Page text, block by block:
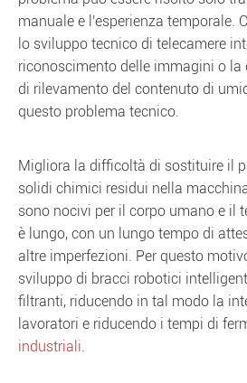
manuale e l'esperienza temporale.
lo sviluppo tecnico di telecamere
riconoscimento delle immagini o la
di rilevamento del contenuto di
questo problema tecnico.
Migliora la difficoltà di sostituire il
solidi chimici residui nella
sono nocivi per il corpo umano e il
è lungo, con un lungo tempo di
altre imperfezioni. Per questo
sviluppo di bracci robotici
filtranti, riducendo in tal modo la
lavoratori e riducendo i tempi di
industriali.